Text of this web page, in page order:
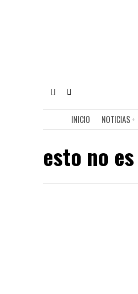
INICIO NOTICIAS
esto no